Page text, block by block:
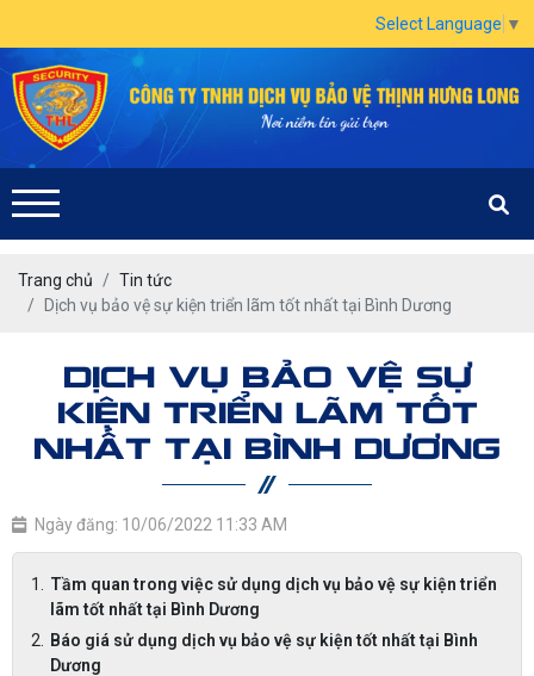
Select Language ▼
Trang chủ
Tin tức
Dịch vụ bảo vệ sự kiện triển lãm tốt nhất tại Bình Dương
DỊCH VỤ BẢO VỆ SỰ
KIỆN TRIỂN LÃM TỐT
NHẤT TẠI BÌNH DƯƠNG
Ngày đăng: 10/06/2022 11:33 AM
Tầm quan trong việc sử dụng dịch vụ bảo vệ sự kiện triển
lãm tốt nhất tại Bình Dương
Báo giá sử dụng dịch vụ bảo vệ sự kiện tốt nhất tại Bình
Dương